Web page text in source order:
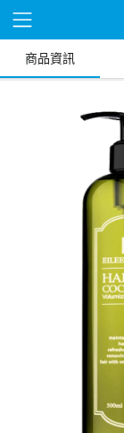
商品資訊